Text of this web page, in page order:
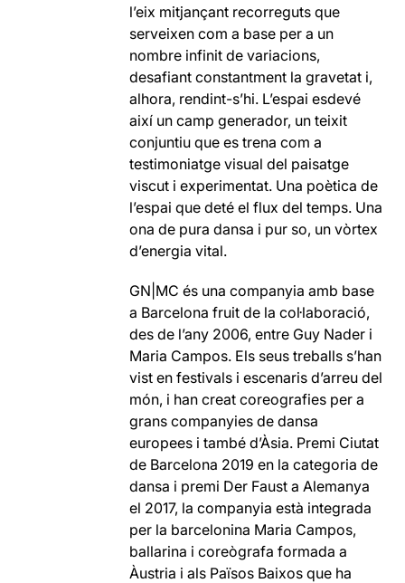
l’eix mitjançant recorreguts que
serveixen com a base per a un
nombre infinit de variacions,
desafiant constantment la gravetat i,
alhora, rendint-s’hi. L’espai esdevé
així un camp generador, un teixit
conjuntiu que es trena com a
testimoniatge visual del paisatge
viscut i experimentat. Una poètica de
l’espai que deté el flux del temps. Una
ona de pura dansa i pur so, un vòrtex
d’energia vital.
GN|MC és una companyia amb base
a Barcelona fruit de la col·laboració,
des de l’any 2006, entre Guy Nader i
Maria Campos. Els seus treballs s’han
vist en festivals i escenaris d’arreu del
món, i han creat coreografies per a
grans companyies de dansa
europees i també d’Àsia. Premi Ciutat
de Barcelona 2019 en la categoria de
dansa i premi Der Faust a Alemanya
el 2017, la companyia està integrada
per la barcelonina Maria Campos,
ballarina i coreògrafa formada a
Àustria i als Països Baixos que ha